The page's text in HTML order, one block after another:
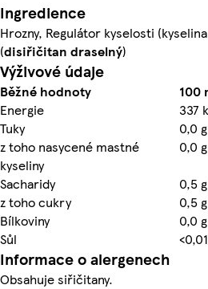
Ingredience
Hrozny, Regulátor kyselosti
(disiřičitan draselný)
Výživové údaje
Běžné hodnoty
100
Energie
337
Tuky
0,0 g
z toho nasycené mastné
kyseliny
0,0 g
Sacharidy
0,5 g
z toho cukry
0,5 g
Bílkoviny
0,0 g
Sůl
Informace o alergenech
Obsahuje siřičitany.